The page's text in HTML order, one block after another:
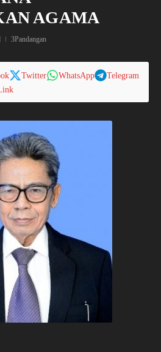
AGAMA
3Pandangan
Twitter WhatsApp
Telegram